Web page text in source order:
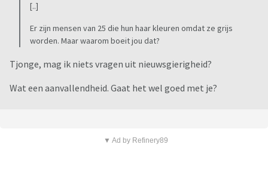
[..]
Er zijn mensen van 25 die hun haar kleuren omdat ze grijs
worden. Maar waarom boeit jou dat?
Tjonge, mag ik niets vragen uit nieuwsgierigheid?
Wat een aanvallendheid. Gaat het wel goed met je?
▼ Ad by Refinery89